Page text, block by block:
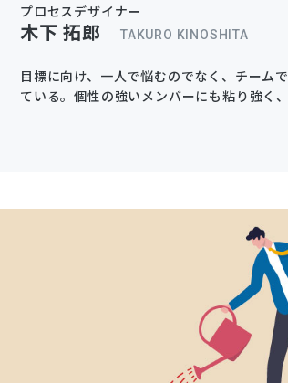
プロセスデザイナー
木下 拓郎 TAKURO KINOSHITA
目標に向け、一人で悩むのでなく、チーム
ている。個性の強いメンバーにも粘り強く